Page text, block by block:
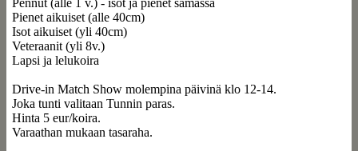
Pienet aikuiset (alle 40cm)
Isot aikuiset (yli 40cm)
Veteraanit (yli 8v.)
Lapsi ja lelukoira
Drive-in Match Show molempina päivinä klo 12-14.
Joka tunti valitaan Tunnin paras.
Hinta 5 eur/koira.
Varaathan mukaan tasaraha.